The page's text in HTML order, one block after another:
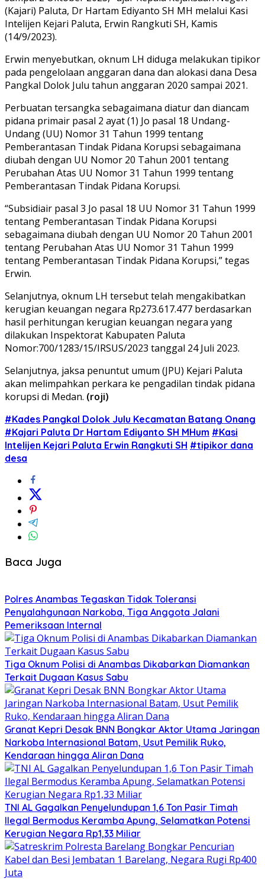
(Kajari) Paluta, Dr Hartam Ediyanto SH MH melalui Kasi
Intelijen Kejari Paluta, Erwin Rangkuti SH, Kamis
(14/9/2023).
Erwin menyebutkan, oknum LH diduga melakukan tipikor
pada pengelolaan anggaran dana dan alokasi dana Desa
Pangkal Dolok Julu tahun anggaran 2020 sampai 2021.
Perbuatan tersangka sebagaimana diatur dan diancam
pidana primair pasal 2 ayat (1) Jo pasal 18 Undang-
Undang (UU) Nomor 31 Tahun 1999 tentang
Pemberantasan Tindak Pidana Korupsi sebagaimana
diubah dengan UU Nomor 20 Tahun 2001 tentang
Perubahan Atas UU Nomor 31 Tahun 1999 tentang
Pemberantasan Tindak Pidana Korupsi.
“Subsidiair pasal 3 Jo pasal 18 UU Nomor 31 Tahun 1999
tentang Pemberantasan Tindak Pidana Korupsi
sebagaimana diubah dengan UU Nomor 20 Tahun 2001
tentang Perubahan Atas UU Nomor 31 Tahun 1999
tentang Pemberantasan Tindak Pidana Korupsi,” tegas
Erwin.
Selanjutnya, oknum LH tersebut telah mengakibatkan
kerugian keuangan negara Rp273.617.477 berdasarkan
hasil perhitungan kerugian keuangan negara yang
dilakukan Inspektorat Kabupaten Paluta
Nomor:700/1283/15/IRSUS/2023 tanggal 24 Juli 2023.
Selanjutnya, jaksa penuntut umum (JPU) Kejari Paluta
akan melimpahkan perkara ke pengadilan tindak pidana
korupsi di Medan. (roji)
#Kades Pangkal Dolok Julu Kecamatan Batang Onang
#Kajari Paluta Dr Hartam Ediyanto SH MHum #Kasi
Intelijen Kejari Paluta Erwin Rangkuti SH #tipikor dana
desa
Baca Juga
Polres Anambas Tegaskan Tidak Toleransi
Penyalahgunaan Narkoba, Tiga Anggota Jalani
Pemeriksaan Internal
Tiga Oknum Polisi di Anambas Dikabarkan Diamankan
Terkait Dugaan Kasus Sabu
Granat Kepri Desak BNN Bongkar Aktor Utama Jaringan
Narkoba Internasional Batam, Usut Pemilik Ruko,
Kendaraan hingga Aliran Dana
TNI AL Gagalkan Penyelundupan 1,6 Ton Pasir Timah
Ilegal Bermodus Keramba Apung, Selamatkan Potensi
Kerugian Negara Rp1,33 Miliar